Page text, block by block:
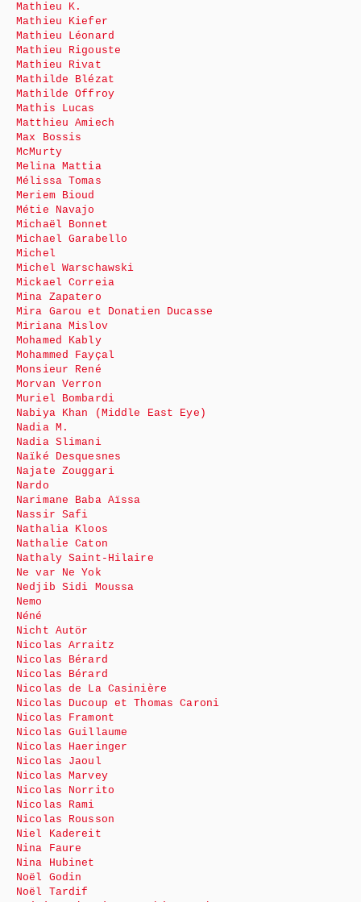
Mathieu K.
Mathieu Kiefer
Mathieu Léonard
Mathieu Rigouste
Mathieu Rivat
Mathilde Blézat
Mathilde Offroy
Mathis Lucas
Matthieu Amiech
Max Bossis
McMurty
Melina Mattia
Mélissa Tomas
Meriem Bioud
Métie Navajo
Michaël Bonnet
Michael Garabello
Michel
Michel Warschawski
Mickael Correia
Mina Zapatero
Mira Garou et Donatien Ducasse
Miriana Mislov
Mohamed Kably
Mohammed Fayçal
Monsieur René
Morvan Verron
Muriel Bombardi
Nabiya Khan (Middle East Eye)
Nadia M.
Nadia Slimani
Naïké Desquesnes
Najate Zouggari
Nardo
Narimane Baba Aïssa
Nassir Safi
Nathalia Kloos
Nathalie Caton
Nathaly Saint-Hilaire
Ne var Ne Yok
Nedjib Sidi Moussa
Nemo
Néné
Nicht Autör
Nicolas Arraitz
Nicolas Bérard
Nicolas Bérard
Nicolas de La Casinière
Nicolas Ducoup et Thomas Caroni
Nicolas Framont
Nicolas Guillaume
Nicolas Haeringer
Nicolas Jaoul
Nicolas Marvey
Nicolas Norrito
Nicolas Rami
Nicolas Rousson
Niel Kadereit
Nina Faure
Nina Hubinet
Noël Godin
Noël Tardif